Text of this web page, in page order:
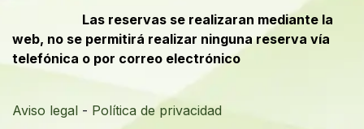
​​Las reservas se realizaran mediante la
web, no se permitirá realizar ninguna reserva vía
telefónica o por correo electrónico
Aviso legal - Política de privacidad